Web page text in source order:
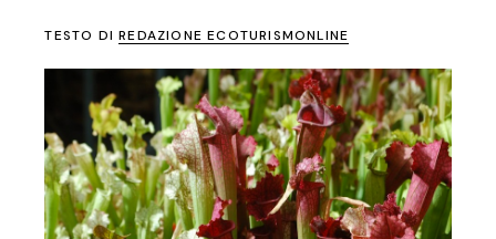
TESTO DIREDAZIONE ECOTURISMONLINE